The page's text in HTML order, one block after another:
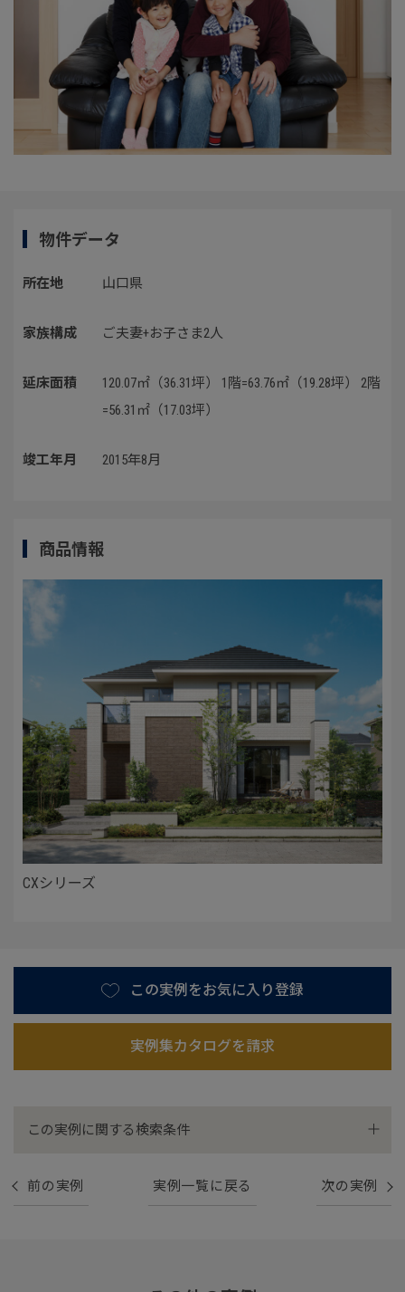
物件データ
所在地 山口県
家族構成 ご夫妻+お子さま2人
延床面積
120.07㎡（36.31坪） 1階=63.76㎡（19.28坪） 2階
=56.31㎡（17.03坪）
竣工年月 2015年8月
商品情報
CXシリーズ
この実例をお気に入り登録
実例集カタログを請求
この実例に関する検索条件
通風・採光 屋上・バルコニー
前の実例 実例一覧に戻る 次の実例